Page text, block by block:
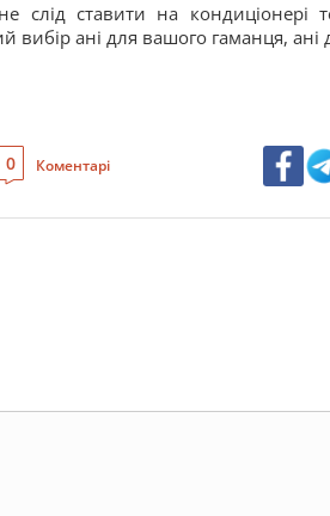
слід ставити на кондиціонері
вибір ані для вашого гаманця, ані
0 Коментарі